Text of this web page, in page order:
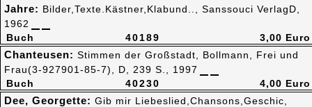
40189
Buch
Jahre: Bilder,Texte.Kästner,Klabund.., Sanssouci VerlagD,
1962
3,00 Euro
40230
Buch
Chanteusen: Stimmen der Großstadt, Bollmann, Frei und
Frau(3-927901-85-7), D, 239 S., 1997
4,00 Euro
Dee, Georgette: Gib mir Liebeslied,Chansons,Geschic,